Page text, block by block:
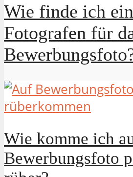
Wie finde ich
Fotografen für
Wie komme ich
Bewerbungsfoto